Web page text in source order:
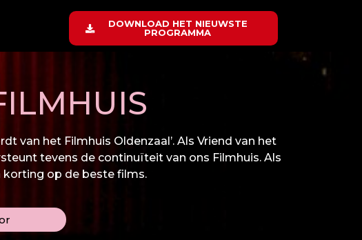
van het Filmhuis Oldenzaal’. Als Vriend van het
tevens de continuïteit van ons Filmhuis. Als
korting op de beste films.
DOWNLOAD HET NIEUWSTE
PROGRAMMA